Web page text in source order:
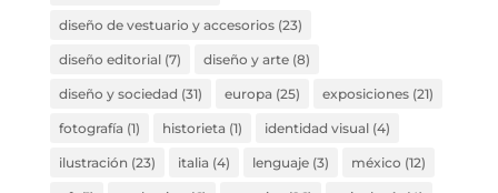
diseño de vestuario y accesorios(23)
diseño editorial(7) diseño y arte(8)
diseño y sociedad (31) europa (25) exposiciones(21)
fotografía (1) historieta (1) identidad visual(4)
ilustración (23) italia (4) lenguaje(3) méxico (12)